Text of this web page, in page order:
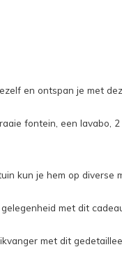
en ontspan je met
fontein, een lavabo,
kun je hem op diverse
met dit
met dit